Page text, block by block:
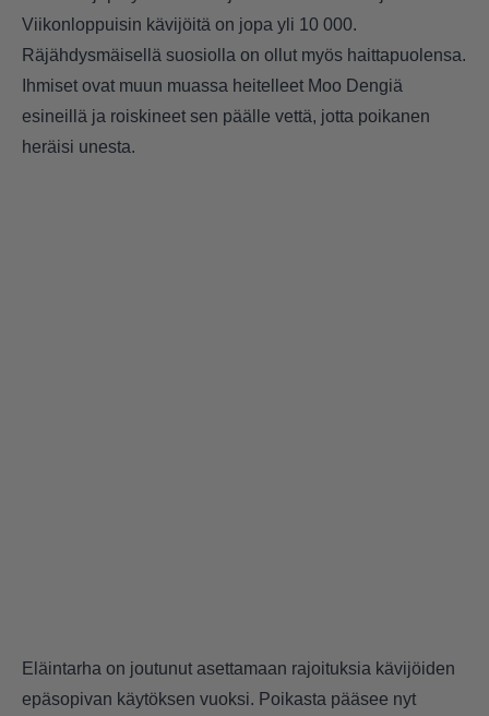
Viikonloppuisin kävijöitä on jopa yli 10 000.
Räjähdysmäisellä suosiolla on ollut myös haittapuolensa.
Ihmiset ovat muun muassa heitelleet Moo Dengiä
esineillä ja roiskineet sen päälle vettä, jotta poikanen
heräisi unesta.
Eläintarha on joutunut asettamaan rajoituksia kävijöiden
epäsopivan käytöksen vuoksi. Poikasta pääsee nyt